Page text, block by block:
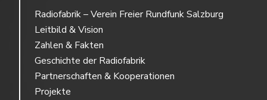
Radiofabrik – Verein Freier Rundfunk Salzburg
Leitbild & Vision
Zahlen & Fakten
Geschichte der Radiofabrik
Partnerschaften & Kooperationen
Projekte